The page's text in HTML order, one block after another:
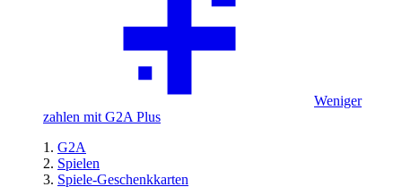
Weniger
zahlen mit G2A Plus
G2A
Spielen
Spiele-Geschenkkarten